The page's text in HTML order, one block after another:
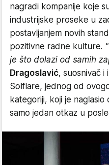
nagradi kompanije koje
industrijske proseke u
postavljanjem novih
pozitivne radne kulture.
je što dolazi od samih
Dragoslavić, suosnivač
Solflare, jednog od
kategoriji, koji je naglasio
samo jedan otkaz u